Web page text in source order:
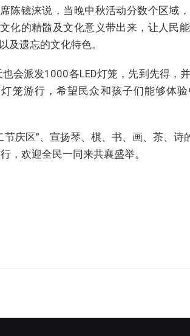
陈镱涞说，当晚中秋活动分数个区域
化的精髓及文化意义带出来，让人民
及遗忘的文化特色。
也会派发1000各LED灯笼，先到先得，
笼游行，希望民众和孩子们能够体
庆区”、宣扬琴、棋、书、画、茶、诗的
，欢迎全民一同来共襄盛举。